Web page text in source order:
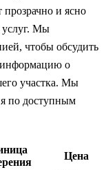
прозрачно и ясно
услуг. Мы
чтобы обсудить
информацию о
участка. Мы
по доступным
Цена